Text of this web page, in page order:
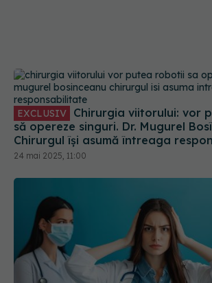
să opereze singuri. Dr. Mugurel
Chirurgul își asumă întreaga
24 mai 2025, 11:00